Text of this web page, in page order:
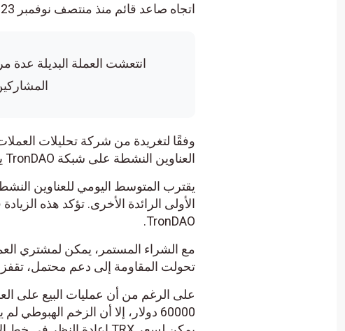
اتجاه صاعد قائم منذ منتصف نوفمبر 2023.
انتعشت العملة البديلة عدة
العناوين النشطة على شبكة TronDAO يتزايد بشكل مطرد منذ بداية العام.
الأولى الرائدة الأخرى. تؤكد هذه
TronDAO.
تحولت المقاومة إلى دعم محتمل، تقفز عملة ترون فوق 12% لتصل إلى
60000 دولار، إلا أن الزخم الهبوطي